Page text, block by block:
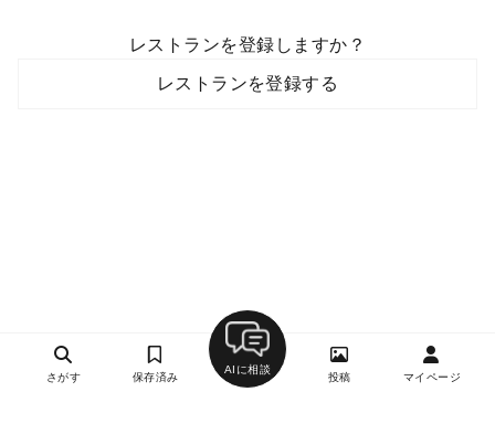
レストランを登録しますか？
レストランを登録する
さがす 保存済み
AIに相談
投稿 マイページ